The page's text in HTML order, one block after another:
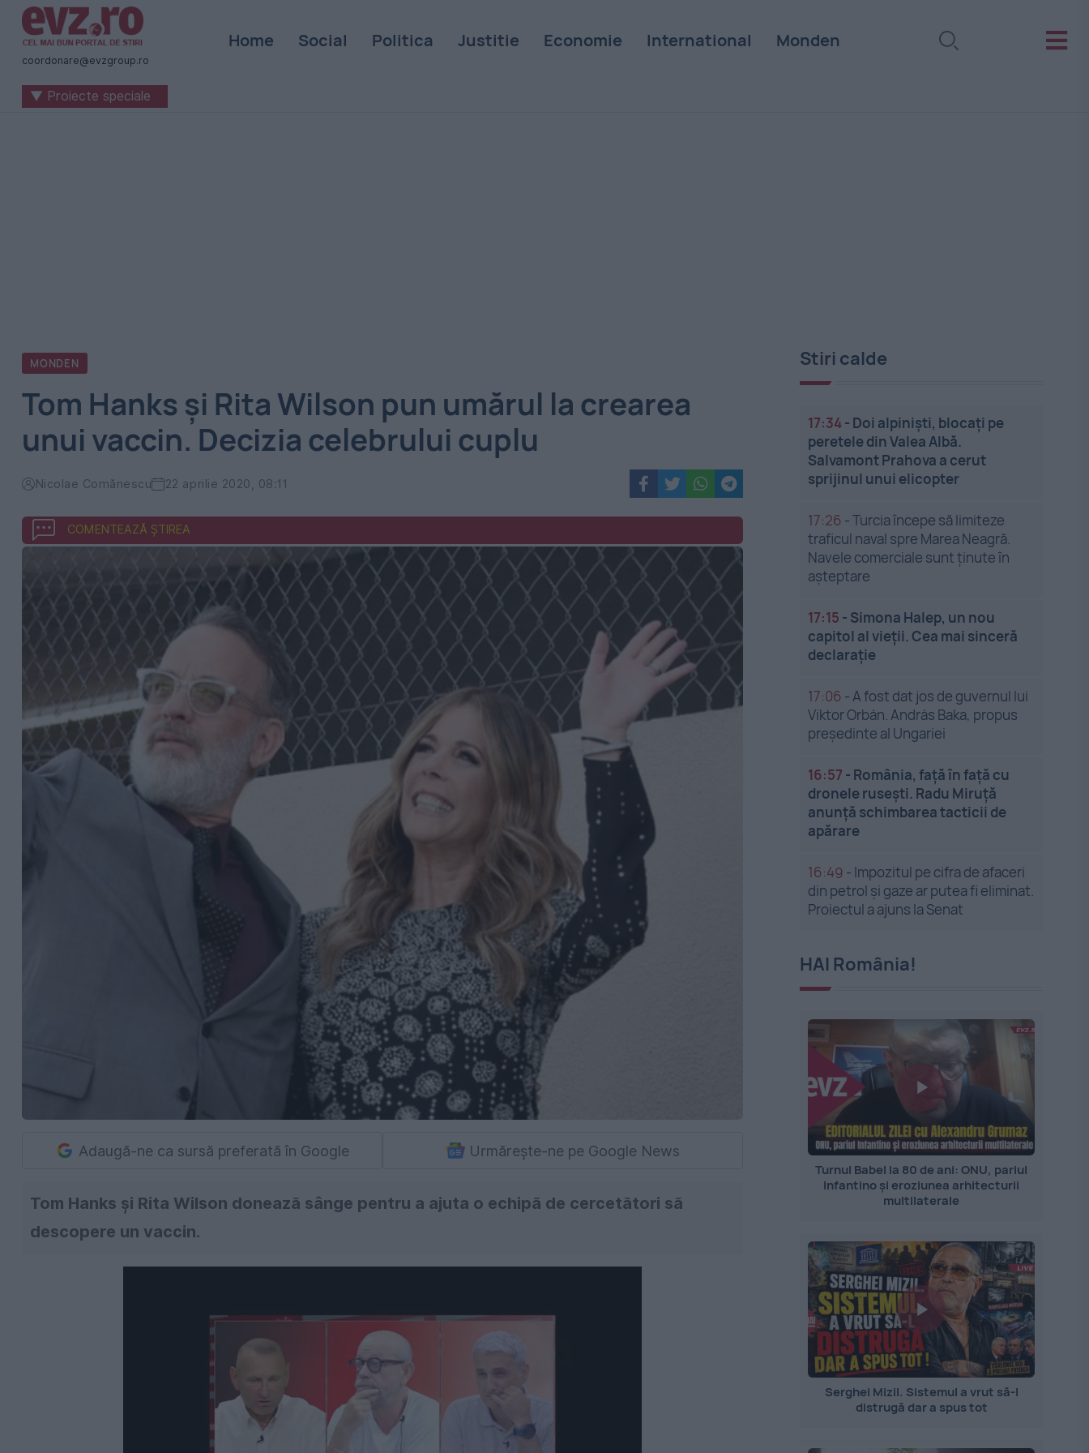
Știri
naționale
internaționale
coordonare@evzgroup.ro
Home Social Politica Justitie Economie International Monden
▼ Proiecte speciale
MONDEN
Tom Hanks și Rita Wilson pun umărul la crearea
unui vaccin. Decizia celebrului cuplu
Nicolae Comănescu 22 aprilie 2020, 08:11
COMENTEAZĂ ȘTIREA
Adaugă-ne ca sursă preferată în Google Urmărește-ne pe Google News
Tom Hanks și Rita Wilson donează sânge pentru a ajuta o echipă de cercetători să
descopere un vaccin.
Stiri calde
17:34- Doi alpiniști, blocați pe
peretele din Valea Albă.
Salvamont Prahova a cerut
sprijinul unui elicopter
17:26 -Turcia începe să limiteze
traficul naval spre Marea Neagră.
Navele comerciale sunt ținute în
așteptare
17:15 - Simona Halep, un nou
capitol al vieții. Cea mai sinceră
declarație
17:06 -A fost dat jos de guvernul lui
Viktor Orbán. András Baka, propus
președinte al Ungariei
16:57 - România, față în față cu
dronele rusești. Radu Miruță
anunță schimbarea tacticii de
apărare
16:49 - Impozitul pe cifra de afaceri
din petrol și gaze ar putea fi eliminat.
Proiectul a ajuns la Senat
HAI România!
Turnul Babel la 80 de ani: ONU, pariul
Infantino și eroziunea arhitecturii
multilaterale
Serghei Mizil. Sistemul a vrut să-l
distrugă dar a spus tot